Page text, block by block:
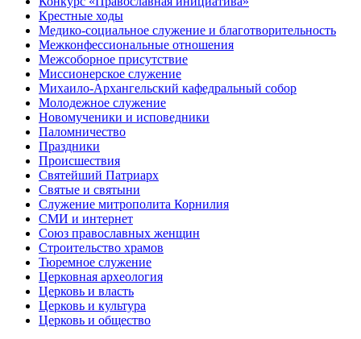
Крестные ходы
Медико-социальное служение и благотворительность
Межконфессиональные отношения
Межсоборное присутствие
Миссионерское служение
Михаило-Архангельский кафедральный собор
Молодежное служение
Новомученики и исповедники
Паломничество
Праздники
Происшествия
Святейший Патриарх
Святые и святыни
Служение митрополита Корнилия
СМИ и интернет
Союз православных женщин
Строительство храмов
Тюремное служение
Церковная археология
Церковь и власть
Церковь и культура
Церковь и общество